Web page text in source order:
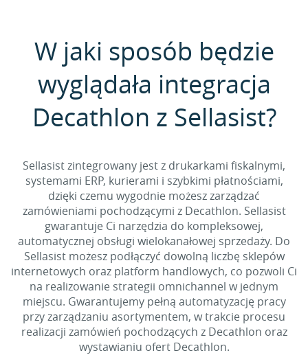
W jaki sposób będzie
wyglądała integracja
Decathlon z Sellasist?
Sellasist zintegrowany jest z drukarkami fiskalnymi,
systemami ERP, kurierami i szybkimi płatnościami,
dzięki czemu wygodnie możesz zarządzać
zamówieniami pochodzącymi z Decathlon. Sellasist
gwarantuje Ci narzędzia do kompleksowej,
automatycznej obsługi wielokanałowej sprzedaży. Do
Sellasist możesz podłączyć dowolną liczbę sklepów
internetowych oraz platform handlowych, co pozwoli Ci
na realizowanie strategii omnichannel w jednym
miejscu. Gwarantujemy pełną automatyzację pracy
przy zarządzaniu asortymentem, w trakcie procesu
realizacji zamówień pochodzących z Decathlon oraz
wystawianiu ofert Decathlon.